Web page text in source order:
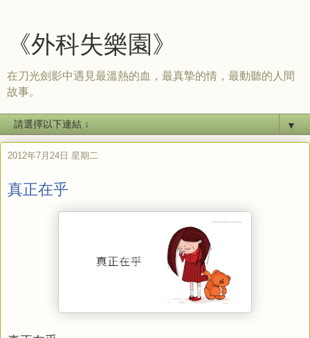
《外科失樂園》
在刀光劍影中遇見最溫熱的血，最真摯的情，最動聽的人間
故事。
▼
2012年7月24日 星期二
真正在乎